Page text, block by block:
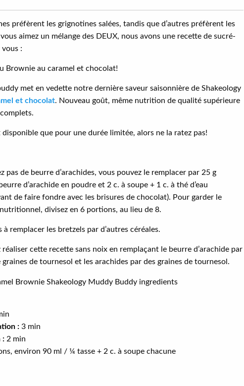
préfèrent les grignotines salées, tandis que d’autres préfèrent les
aimez un mélange des DEUX, nous avons une recette de sucré-
:
Brownie au caramel et chocolat!
met en vedette notre dernière saveur saisonnière de Shakeology
et chocolat. Nouveau goût, même nutrition de qualité supérieure
disponible que pour une durée limitée, alors ne la ratez pas!
pas de beurre d’arachides, vous pouvez le remplacer par 25 g
d’arachide en poudre et 2 c. à soupe + 1 c. à thé d’eau
de faire fondre avec les brisures de chocolat). Pour garder le
divisez en 6 portions, au lieu de 8.
à remplacer les bretzels par d’autres céréales.
réaliser cette recette sans noix en remplaçant le beurre d’arachide par
de tournesol et les arachides par des graines de tournesol.
: 3 min
: 2 min
environ 90 ml / ¼ tasse + 2 c. à soupe chacune